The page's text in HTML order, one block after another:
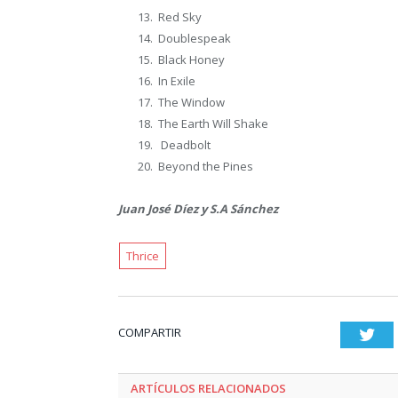
Red Sky
Doublespeak
Black Honey
In Exile
The Window
The Earth Will Shake
Deadbolt
Beyond the Pines
Juan José Díez y S.A Sánchez
Thrice
COMPARTIR
ARTÍCULOS RELACIONADOS